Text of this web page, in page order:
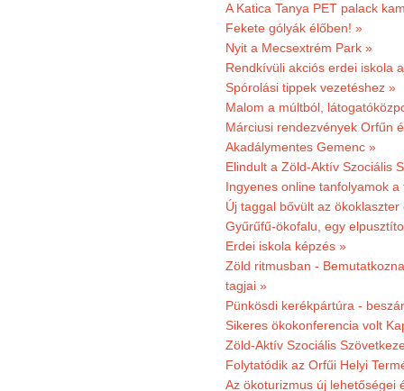
A Katica Tanya PET palack
Fekete gólyák élőben! »
Nyit a Mecsextrém Park »
Rendkívüli akciós erdei iskola
Spórolási tippek vezetéshez »
Malom a múltból,
Márciusi rendezvények Orfűn
Akadálymentes Gemenc »
Elindult a Zöld-Aktív Szociális
Ingyenes online tanfolyamok
Új taggal bővült az ökoklaszter
Gyűrűfű-ökofalu, egy
Erdei iskola képzés »
Zöld ritmusban -
tagjai »
Pünkösdi kerékpártúra -
Sikeres ökokonferencia volt
Zöld-Aktív Szociális
Folytatódik az Orfűi Helyi
Az ökoturizmus új lehetőségei